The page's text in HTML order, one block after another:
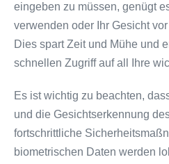
eingeben zu müssen, genügt
verwenden oder Ihr Gesicht
Dies spart Zeit und Mühe und
schnellen Zugriff auf all Ihre
Es ist wichtig zu beachten,
und die Gesichtserkennung
fortschrittliche
biometrischen Daten werden